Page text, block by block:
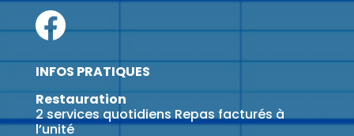
INFOS PRATIQUES
Restauration
2 services quotidiens Repas facturés à
l’unité